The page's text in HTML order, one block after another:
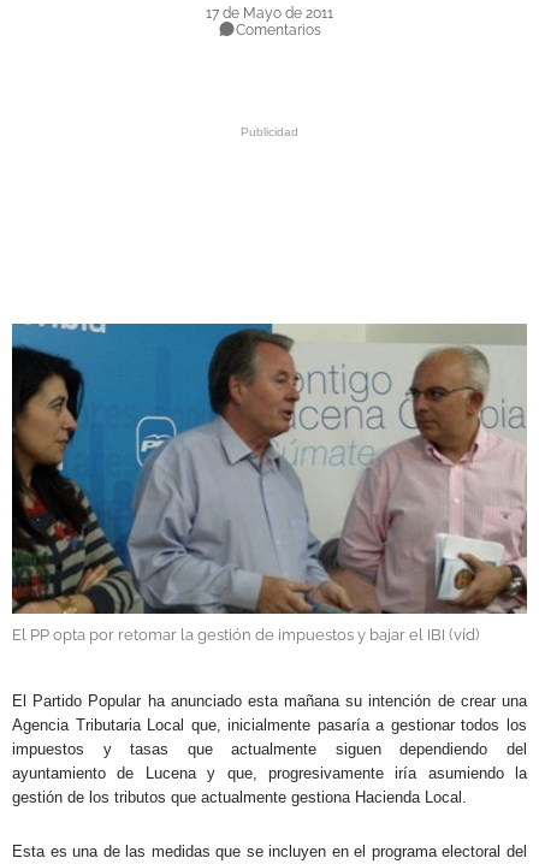
SALUD
OBRAS
NECROLÓGICAS
GALERÍAS
17 de Mayo de 2011
Comentarios
El PP opta por retomar la gestión de impuestos y bajar el IBI (víd)
El Partido Popular ha anunciado esta mañana su intención de crear una
Agencia Tributaria Local que, inicialmente pasaría a gestionar todos los
impuestos y tasas que actualmente siguen dependiendo del
ayuntamiento de Lucena y que, progresivamente iría asumiendo la
gestión de los tributos que actualmente gestiona Hacienda Local.
Esta es una de las medidas que se incluyen en el programa electoral del